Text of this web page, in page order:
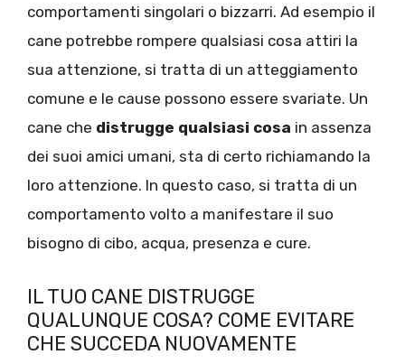
comportamenti singolari o bizzarri. Ad esempio il
cane potrebbe rompere qualsiasi cosa attiri la
sua attenzione, si tratta di un atteggiamento
comune e le cause possono essere svariate. Un
cane che distrugge qualsiasi cosa in assenza
dei suoi amici umani, sta di certo richiamando la
loro attenzione. In questo caso, si tratta di un
comportamento volto a manifestare il suo
bisogno di cibo, acqua, presenza e cure.
IL TUO CANE DISTRUGGE
QUALUNQUE COSA? COME EVITARE
CHE SUCCEDA NUOVAMENTE